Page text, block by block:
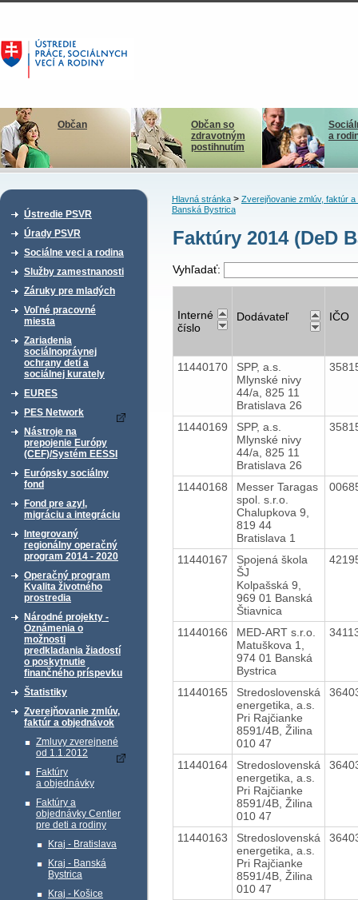
Občan
Občan so
zdravotným
postihnutím
a
Ústredie PSVR
Úrady PSVR
Sociálne veci a rodina
Služby zamestnanosti
Záruky pre mladých
Voľné pracovné
miesta
Zariadenia
sociálnoprávnej
ochrany detí a
sociálnej kurately
EURES
PES Network
Nástroje na
prepojenie Európy
(CEF)/Systém EESSI
Európsky sociálny
fond
Fond pre azyl,
migráciu a integráciu
Integrovaný
regionálny operačný
program 2014 - 2020
Operačný program
Kvalita životného
prostredia
Národné projekty -
Oznámenia o
možnosti
predkladania žiadostí
o poskytnutie
finančného príspevku
Štatistiky
Zverejňovanie zmlúv,
faktúr a objednávok
Zmluvy zverejnené
od 1.1.2012
Faktúry
a objednávky
Faktúry a
objednávky Centier
pre deti a rodiny
Kraj - Bratislava
Kraj - Banská
Bystrica
Kraj - Košice
Hlavná stránka> Zverejňovanie zmlúv, faktúr a
Banská Bystrica
Faktúry 2014 (DeD
Vyhľadať:
Interné
číslo
Dodávateľ IČO
11440170
SPP, a.s.
Mlynské nivy
44/a, 825 11
Bratislava 26
11440169
SPP, a.s.
Mlynské nivy
44/a, 825 11
Bratislava 26
11440168
Messer Taragas
spol. s.r.o.
Chalupkova 9,
819 44
Bratislava 1
11440167
Spojená škola
ŠJ
Kolpašská 9,
969 01 Banská
Štiavnica
11440166
MED-ART s.r.o.
Matuškova 1,
974 01 Banská
Bystrica
11440165
Stredoslovenská
energetika, a.s.
Pri Rajčianke
8591/4B, Žilina
010 47
11440164
Stredoslovenská
energetika, a.s.
Pri Rajčianke
8591/4B, Žilina
010 47
11440163
Stredoslovenská
energetika, a.s.
Pri Rajčianke
8591/4B, Žilina
010 47